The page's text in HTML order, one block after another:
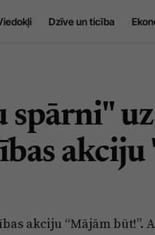
Dzīve un ticība
spārni"
akciju “Mājām būt!”.